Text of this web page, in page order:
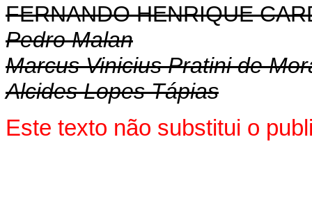
FERNANDO HENRIQUE
Pedro Malan
Marcus Vinicius Pratini de
Alcides Lopes Tápias
Este texto não substitui o